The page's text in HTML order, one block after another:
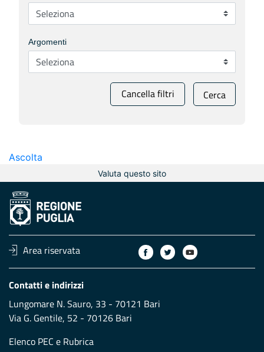
Argomenti
Cancella filtri Cerca
Ascolta
Valuta questo sito
Area riservata
Contatti e indirizzi
Lungomare N. Sauro, 33 - 70121 Bari
Via G. Gentile, 52 - 70126 Bari
Elenco PEC e Rubrica